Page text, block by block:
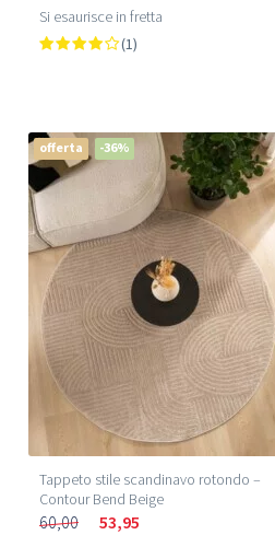
Si esaurisce in fretta
(1)
offerta -36%
Tappeto stile scandinavo rotondo –
Contour Bend Beige
60,00 53,95